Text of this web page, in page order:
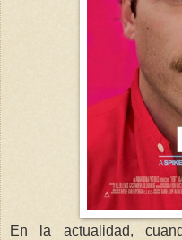
En la actualidad,